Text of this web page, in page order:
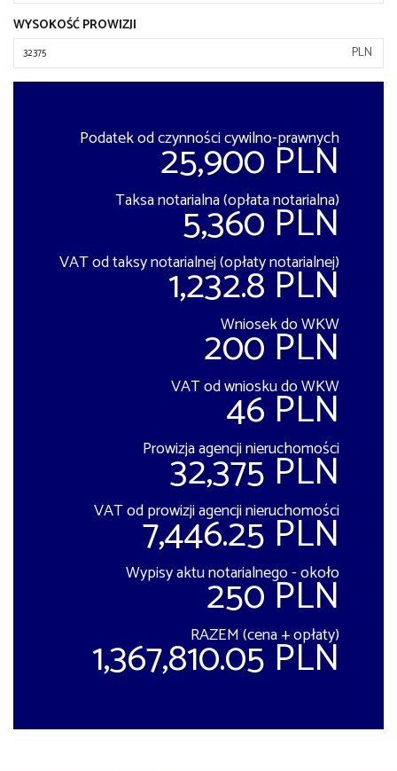
WYSOKOŚĆ PROWIZJI
PLN
Podatek od czynności cywilno-prawnych
25,900 PLN
Taksa notarialna (opłata notarialna)
5,360 PLN
VAT od taksy notarialnej (opłaty notarialnej)
1,232.8 PLN
Wniosek do WKW
200 PLN
VAT od wniosku do WKW
46 PLN
Prowizja agencji nieruchomości
32,375 PLN
VAT od prowizji agencji nieruchomości
7,446.25 PLN
Wypisy aktu notarialnego - około
250 PLN
RAZEM (cena + opłaty)
1,367,810.05 PLN